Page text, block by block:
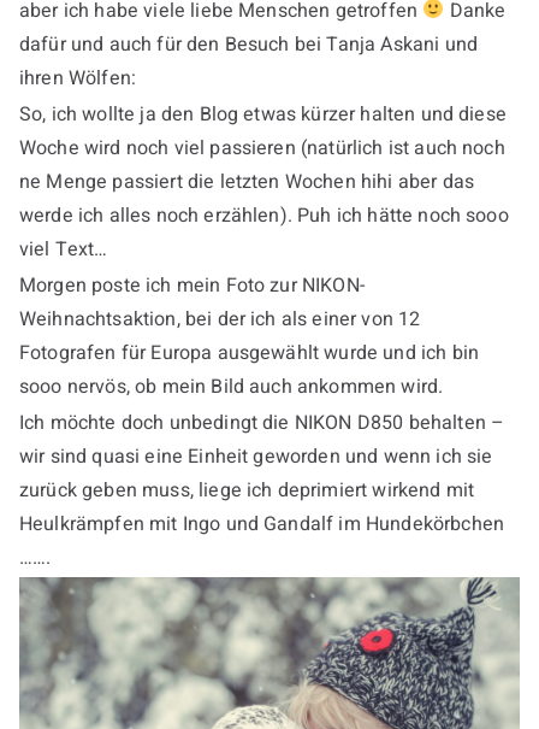
aber ich habe viele liebe Menschen getroffen
Danke
dafür und auch für den Besuch bei Tanja Askani und
ihren Wölfen:
So, ich wollte ja den Blog etwas kürzer halten und diese
Woche wird noch viel passieren (natürlich ist auch noch
ne Menge passiert die letzten Wochen hihi aber das
werde ich alles noch erzählen). Puh ich hätte noch sooo
viel Text…
Morgen poste ich mein Foto zur NIKON-
Weihnachtsaktion, bei der ich als einer von 12
Fotografen für Europa ausgewählt wurde und ich bin
sooo nervös, ob mein Bild auch ankommen wird.
Ich möchte doch unbedingt die NIKON D850 behalten –
wir sind quasi eine Einheit geworden und wenn ich sie
zurück geben muss, liege ich deprimiert wirkend mit
Heulkrämpfen mit Ingo und Gandalf im Hundekörbchen
…….